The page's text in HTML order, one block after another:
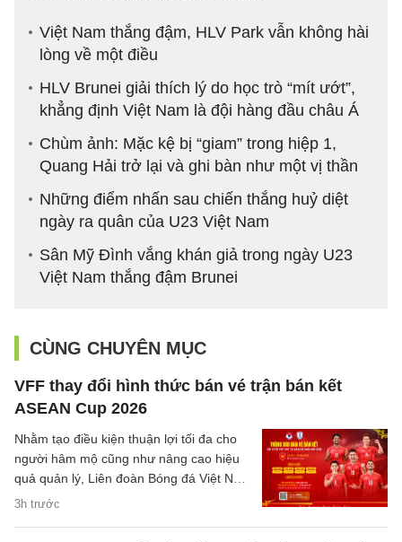
Việt Nam thắng đậm, HLV Park vẫn không hài
lòng về một điều
HLV Brunei giải thích lý do học trò “mít ướt”,
khẳng định Việt Nam là đội hàng đầu châu Á
Chùm ảnh: Mặc kệ bị “giam” trong hiệp 1,
Quang Hải trở lại và ghi bàn như một vị thần
Những điểm nhấn sau chiến thắng huỷ diệt
ngày ra quân của U23 Việt Nam
Sân Mỹ Đình vắng khán giả trong ngày U23
Việt Nam thắng đậm Brunei
CÙNG CHUYÊN MỤC
VFF thay đổi hình thức bán vé trận bán kết
ASEAN Cup 2026
3h trước
Nhằm tạo điều kiện thuận lợi tối đa cho
người hâm mộ cũng như nâng cao hiệu
quả quản lý, Liên đoàn Bóng đá Việt Nam
(VFF) đã chính thức thông báo về việc